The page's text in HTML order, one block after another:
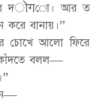
দोगো। আর
বানায়।”
চোখে আলো
বলল—